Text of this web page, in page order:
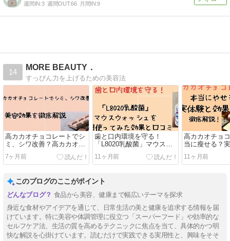
週間IN:3 週間OUT:66 月間IN:9
14
MORE BEAUTY．
すっぴん力を上げるための美容法
高カカオチョコレートでシ
ミ、シワ改善？高カカオチ
ョコレートの美容効果を徹
底解説
7ヶ月前
歯と口内環境を守る！
「L8020乳酸菌」マウスウ
ォッシュを1ヶ月使ってみ
た効果と口コミ
11ヶ月前
高カカオチョ
当に瘦せる？
を徹底解説！！
11ヶ月前
このブログのここがポイント
食品から美容、健康まで幅広いテーマを探求
身近な食材やアイデアを通じて、日常生活の美と健康を追求する情報を届
けています。特に美容や体調管理に役立つ「スーパーフード」や効率的な
セルフケア法、生活の質を高めるテクニックに焦点を当て、具体的かつ明
快な解説を心掛けています。読むだけで実践できる実用性と、興味をそそ